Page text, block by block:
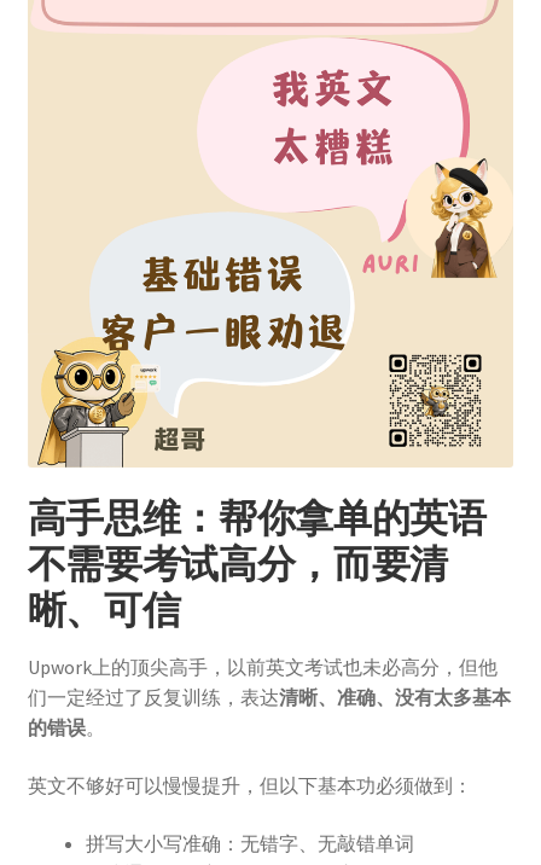
高手思维：帮你拿单的英语
不需要考试高分，而要清
晰、可信
Upwork上的顶尖高手，以前英文考试也未必高分，但他
们一定经过了反复训练，表达清晰、准确、没有太多基本
的错误。
英文不够好可以慢慢提升，但以下基本功必须做到：
拼写大小写准确：无错字、无敲错单词